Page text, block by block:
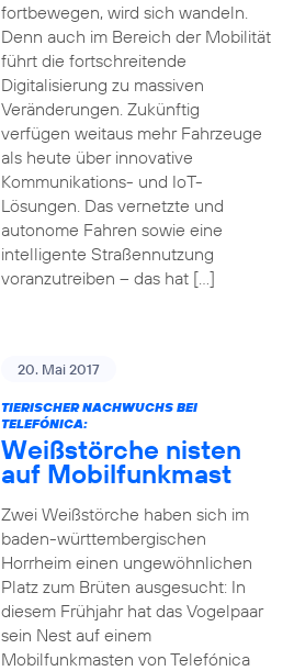
fortbewegen, wird sich wandeln.
Denn auch im Bereich der Mobilität
führt die fortschreitende
Digitalisierung zu massiven
Veränderungen. Zukünftig
verfügen weitaus mehr Fahrzeuge
als heute über innovative
Kommunikations- und IoT-
Lösungen. Das vernetzte und
autonome Fahren sowie eine
intelligente Straßennutzung
voranzutreiben – das hat […]
20. Mai 2017
TIERISCHER NACHWUCHS BEI
TELEFÓNICA:
Weißstörche nisten
auf Mobilfunkmast
Zwei Weißstörche haben sich im
baden-württembergischen
Horrheim einen ungewöhnlichen
Platz zum Brüten ausgesucht: In
diesem Frühjahr hat das Vogelpaar
sein Nest auf einem
Mobilfunkmasten von Telefónica